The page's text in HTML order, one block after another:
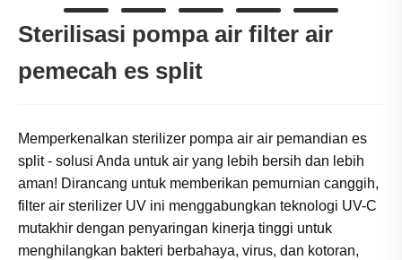
Sterilisasi pompa air filter air
pemecah es split
Memperkenalkan sterilizer pompa air air pemandian es
split - solusi Anda untuk air yang lebih bersih dan lebih
aman! Dirancang untuk memberikan pemurnian canggih,
filter air sterilizer UV ini menggabungkan teknologi UV-C
mutakhir dengan penyaringan kinerja tinggi untuk
menghilangkan bakteri berbahaya, virus, dan kotoran,